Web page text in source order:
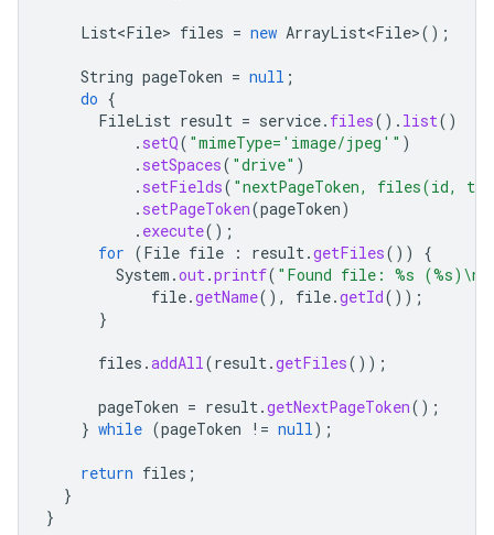
List<File> files = new ArrayList<File>();
String pageToken = null ;
do {
FileList result = service. files(). list()
. setQ( "mimeType='image/jpeg'" )
. setSpaces( "drive" )
. setFields( "nextPageToken, files(id,
. setPageToken(pageToken)
. execute();
for (File file : result.getFiles())
{
System .out.printf( "Found file: %s (%s)\n"
file.getName(), file.getId());
}
files .addAll(result.getFiles());
pageToken = result.getNextPageToken();
} while (pageToken != null);
return files ;
}
}